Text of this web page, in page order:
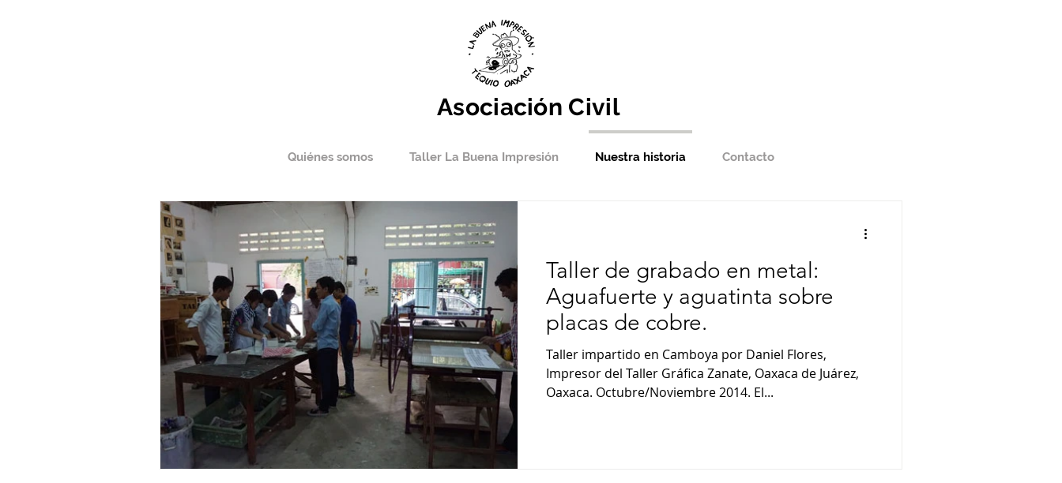
Asociación Civil
Taller de grabado en metal:
Aguafuerte y aguatinta sobre
placas de cobre.
Taller impartido en Camboya por Daniel Flores,
Impresor del Taller Gráfica Zanate, Oaxaca de Juárez,
Oaxaca. Octubre/Noviembre 2014. El...
Quiénes somos Taller La Buena Impresión Nuestra historia Contacto